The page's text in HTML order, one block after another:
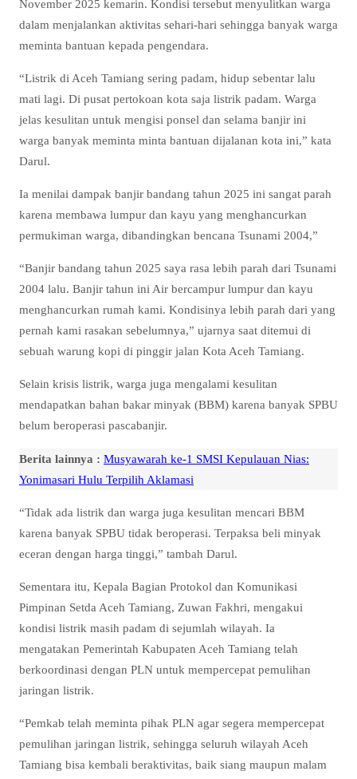
November 2025 kemarin. Kondisi tersebut menyulitkan warga
dalam menjalankan aktivitas sehari-hari sehingga banyak warga
meminta bantuan kepada pengendara.
“Listrik di Aceh Tamiang sering padam, hidup sebentar lalu
mati lagi. Di pusat pertokoan kota saja listrik padam. Warga
jelas kesulitan untuk mengisi ponsel dan selama banjir ini
warga banyak meminta minta bantuan dijalanan kota ini,” kata
Darul.
Ia menilai dampak banjir bandang tahun 2025 ini sangat parah
karena membawa lumpur dan kayu yang menghancurkan
permukiman warga, dibandingkan bencana Tsunami 2004,”
“Banjir bandang tahun 2025 saya rasa lebih parah dari Tsunami
2004 lalu. Banjir tahun ini Air bercampur lumpur dan kayu
menghancurkan rumah kami. Kondisinya lebih parah dari yang
pernah kami rasakan sebelumnya,” ujarnya saat ditemui di
sebuah warung kopi di pinggir jalan Kota Aceh Tamiang.
Selain krisis listrik, warga juga mengalami kesulitan
mendapatkan bahan bakar minyak (BBM) karena banyak SPBU
belum beroperasi pascabanjir.
Berita lainnya : Musyawarah ke-1 SMSI Kepulauan Nias:
Yonimasari Hulu Terpilih Aklamasi
“Tidak ada listrik dan warga juga kesulitan mencari BBM
karena banyak SPBU tidak beroperasi. Terpaksa beli minyak
eceran dengan harga tinggi,” tambah Darul.
Sementara itu, Kepala Bagian Protokol dan Komunikasi
Pimpinan Setda Aceh Tamiang, Zuwan Fakhri, mengakui
kondisi listrik masih padam di sejumlah wilayah. Ia
mengatakan Pemerintah Kabupaten Aceh Tamiang telah
berkoordinasi dengan PLN untuk mempercepat pemulihan
jaringan listrik.
“Pemkab telah meminta pihak PLN agar segera mempercepat
pemulihan jaringan listrik, sehingga seluruh wilayah Aceh
Tamiang bisa kembali beraktivitas, baik siang maupun malam